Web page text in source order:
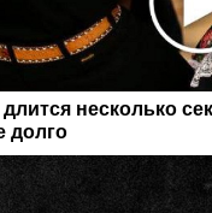
длится несколько
долго